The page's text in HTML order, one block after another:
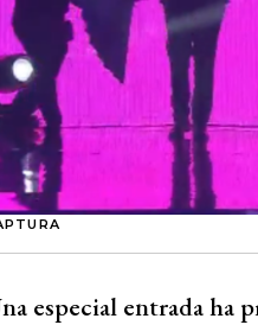
especial entrada ha